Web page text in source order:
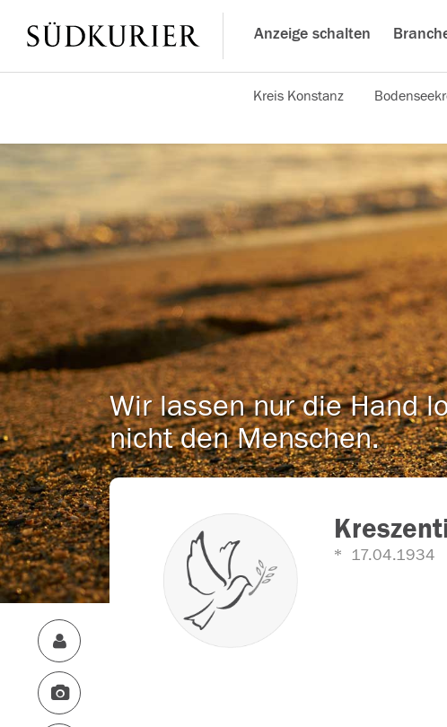
Anzeige schalten
Kreis Konstanz
Wir lassen nur die Hand
nicht den Menschen.
17.04.1934